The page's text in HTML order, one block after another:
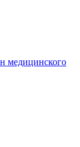
медицинского